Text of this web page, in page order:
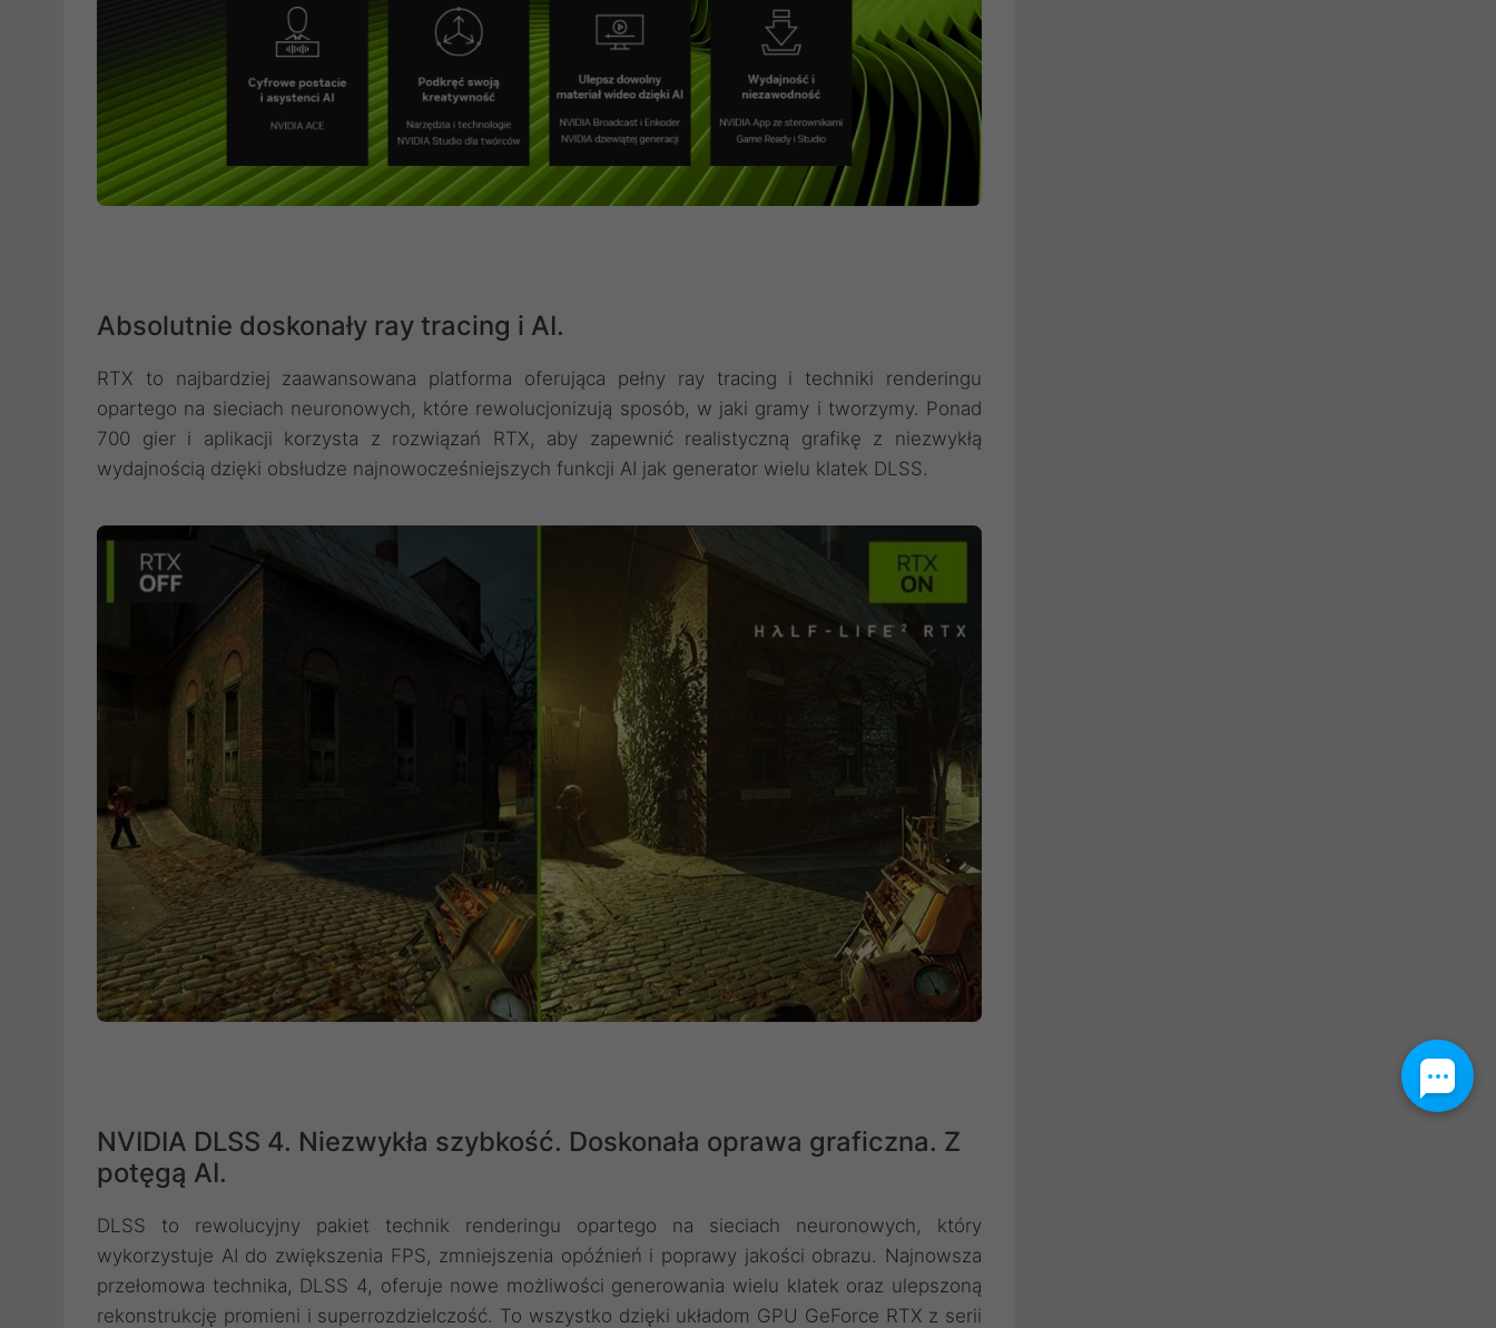
Absolutnie doskonały ray tracing i AI.
RTX to najbardziej zaawansowana platforma oferująca pełny ray tracing i techniki renderingu
opartego na sieciach neuronowych, które rewolucjonizują sposób, w jaki gramy i tworzymy. Ponad
700 gier i aplikacji korzysta z rozwiązań RTX, aby zapewnić realistyczną grafikę z niezwykłą
wydajnością dzięki obsłudze najnowocześniejszych funkcji AI jak generator wielu klatek DLSS.
NVIDIA DLSS 4. Niezwykła szybkość. Doskonała oprawa graficzna. Z
potęgą AI.
DLSS to rewolucyjny pakiet technik renderingu opartego na sieciach neuronowych, który
wykorzystuje AI do zwiększenia FPS, zmniejszenia opóźnień i poprawy jakości obrazu. ‌Najnowsza
przełomowa technika, DLSS 4, oferuje nowe możliwości generowania wielu klatek oraz ulepszoną
rekonstrukcję promieni i superrozdzielczość. To wszystko dzięki układom GPU GeForce RTX z serii